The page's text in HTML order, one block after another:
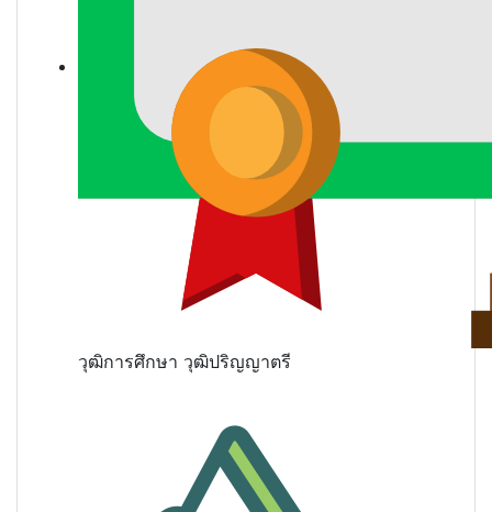
วุฒิการศึกษา วุฒิปริญญาตรี